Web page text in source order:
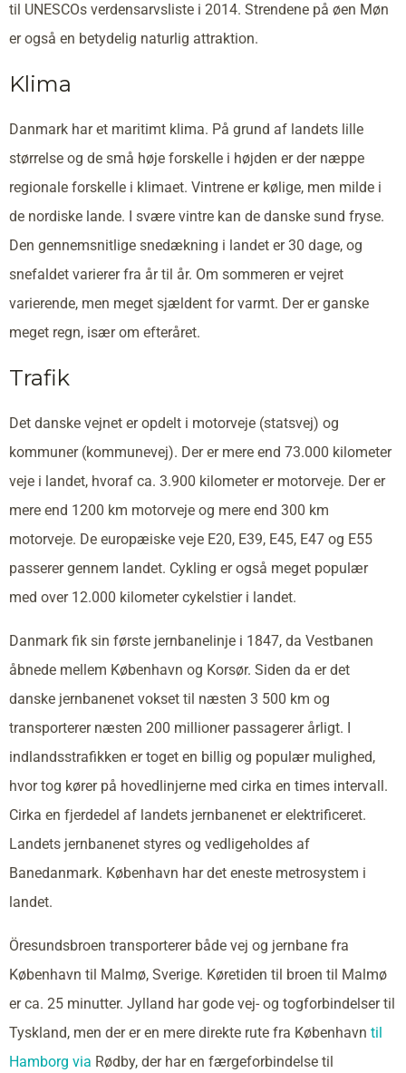
til UNESCOs verdensarvsliste i 2014. Strendene på øen Møn
er også en betydelig naturlig attraktion.
Klima
Danmark har et maritimt klima. På grund af landets lille
størrelse og de små høje forskelle i højden er der næppe
regionale forskelle i klimaet. Vintrene er kølige, men milde i
de nordiske lande. I svære vintre kan de danske sund fryse.
Den gennemsnitlige snedækning i landet er 30 dage, og
snefaldet varierer fra år til år. Om sommeren er vejret
varierende, men meget sjældent for varmt. Der er ganske
meget regn, især om efteråret.
Trafik
Det danske vejnet er opdelt i motorveje (statsvej) og
kommuner (kommunevej). Der er mere end 73.000 kilometer
veje i landet, hvoraf ca. 3.900 kilometer er motorveje. Der er
mere end 1200 km motorveje og mere end 300 km
motorveje. De europæiske veje E20, E39, E45, E47 og E55
passerer gennem landet. Cykling er også meget populær
med over 12.000 kilometer cykelstier i landet.
Danmark fik sin første jernbanelinje i 1847, da Vestbanen
åbnede mellem København og Korsør. Siden da er det
danske jernbanenet vokset til næsten 3 500 km og
transporterer næsten 200 millioner passagerer årligt. I
indlandsstrafikken er toget en billig og populær mulighed,
hvor tog kører på hovedlinjerne med cirka en times intervall.
Cirka en fjerdedel af landets jernbanenet er elektrificeret.
Landets jernbanenet styres og vedligeholdes af
Banedanmark. København har det eneste metrosystem i
landet.
Öresundsbroen transporterer både vej og jernbane fra
København til Malmø, Sverige. Køretiden til broen til Malmø
er ca. 25 minutter. Jylland har gode vej- og togforbindelser til
Tyskland, men der er en mere direkte rute fra København til
Hamborg via Rødby, der har en færgeforbindelse til